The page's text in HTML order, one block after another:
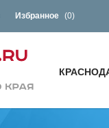
Избранное (0)